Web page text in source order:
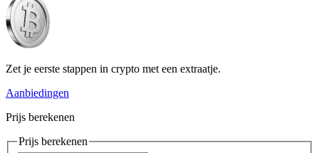
Zet je eerste stappen in crypto met een extraatje.
Aanbiedingen
Prijs berekenen
Prijs berekenen